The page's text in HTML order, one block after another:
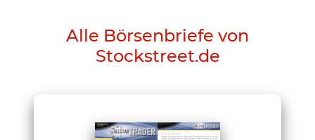
Alle Börsenbriefe von
Stockstreet.de